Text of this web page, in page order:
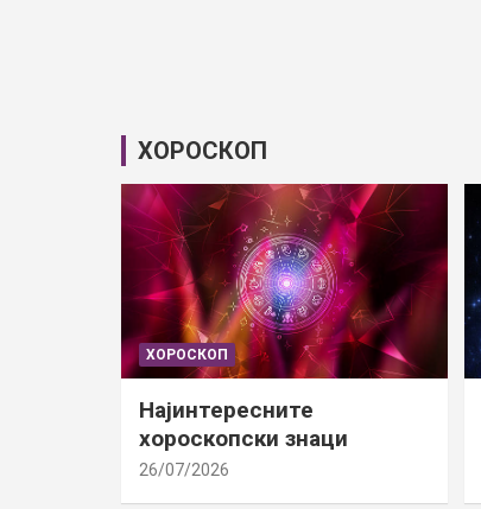
ХОРОСКОП
ХОРОСКОП
Најинтересните
хороскопски знаци
26/07/2026